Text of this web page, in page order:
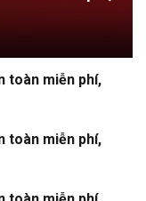
toàn miễn phí,
toàn miễn phí,